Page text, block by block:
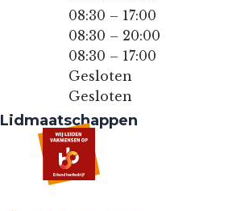
08:30 – 17:00
08:30 – 20:00
08:30 – 17:00
Gesloten
Gesloten
Lidmaatschappen